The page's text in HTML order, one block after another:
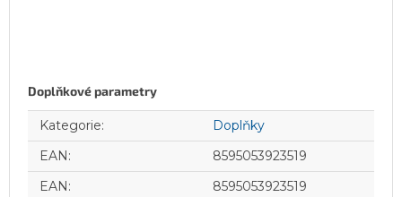
Doplňkové parametry
Kategorie:
Doplňky
EAN:
8595053923519
EAN:
8595053923519